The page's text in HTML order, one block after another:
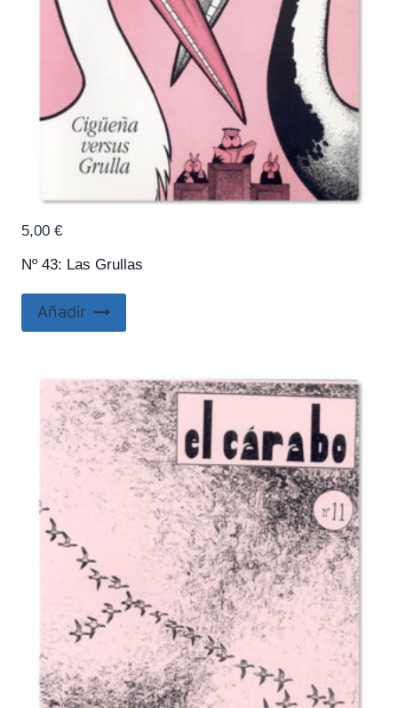
Nº 43: Las Grullas
5,00 €
Añadir